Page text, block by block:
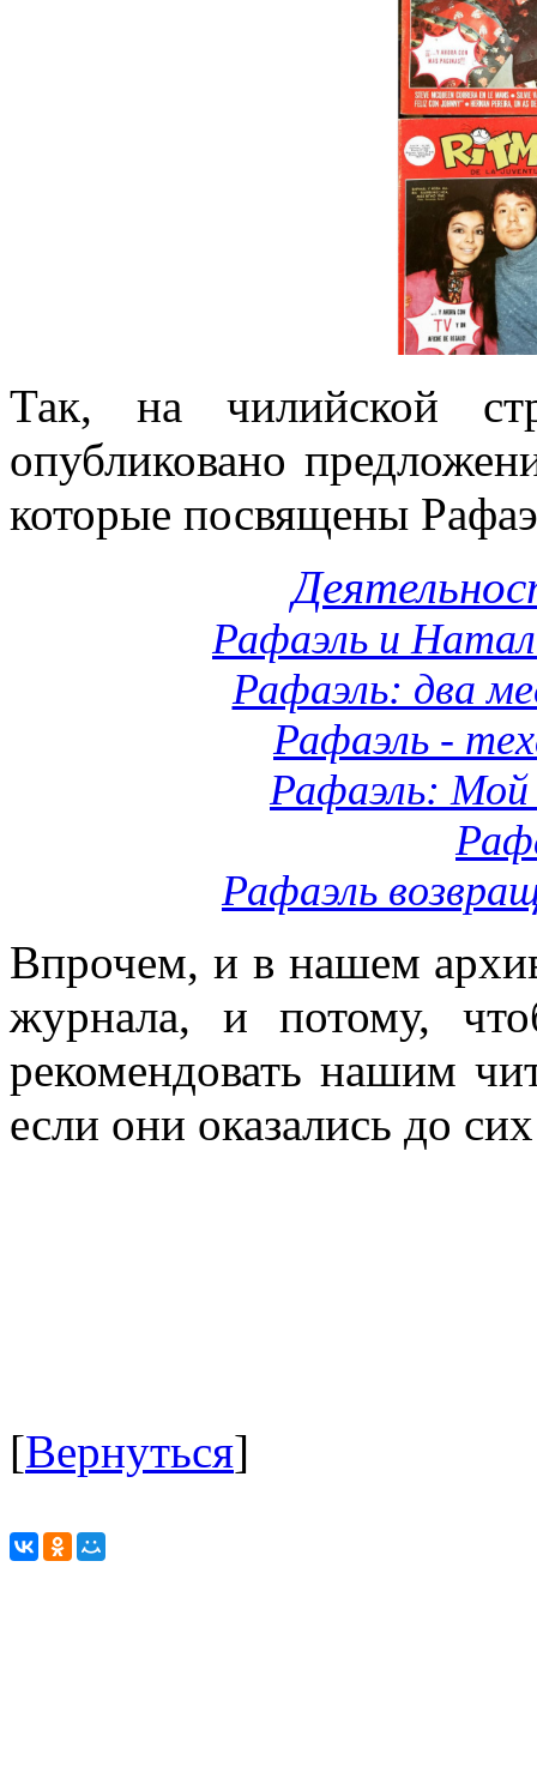
Так, на чилийской
опубликовано
которые посвящены
Рафаэль и
Рафаэль: два
Рафаэль -
Рафаэль: Мой
Рафаэль
Впрочем, и в нашем
журнала, и потому,
рекомендовать нашим
если они оказались до
[Вернуться]